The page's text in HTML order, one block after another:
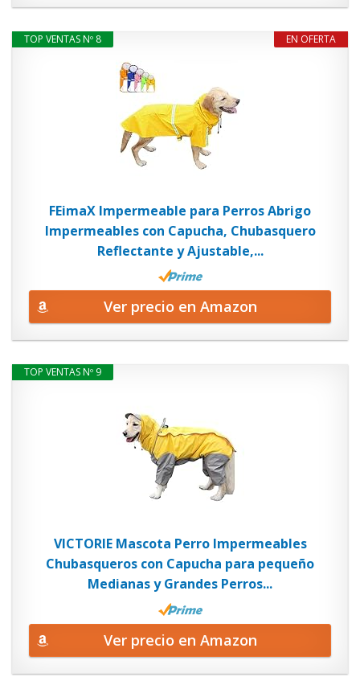
EN OFERTA
TOP VENTAS Nº 8
FEimaX Impermeable para Perros Abrigo
Impermeables con Capucha, Chubasquero
Reflectante y Ajustable,...
Ver precio en Amazon
TOP VENTAS Nº 9
VICTORIE Mascota Perro Impermeables
Chubasqueros con Capucha para pequeño
Medianas y Grandes Perros...
Ver precio en Amazon